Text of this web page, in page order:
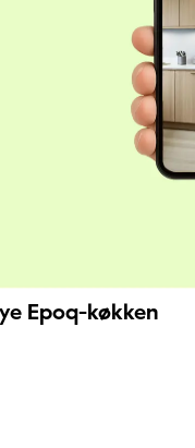
Epoq-køkken